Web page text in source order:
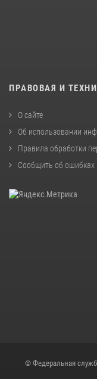
ПРАВОВАЯ И
О сайте
Об использовании
Правила обработки
Сообщить об ошибках
© Федеральная